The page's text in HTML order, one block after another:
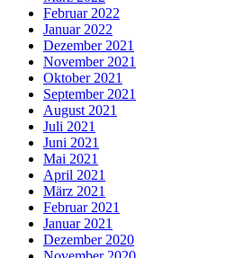
Februar 2022
Januar 2022
Dezember 2021
November 2021
Oktober 2021
September 2021
August 2021
Juli 2021
Juni 2021
Mai 2021
April 2021
März 2021
Februar 2021
Januar 2021
Dezember 2020